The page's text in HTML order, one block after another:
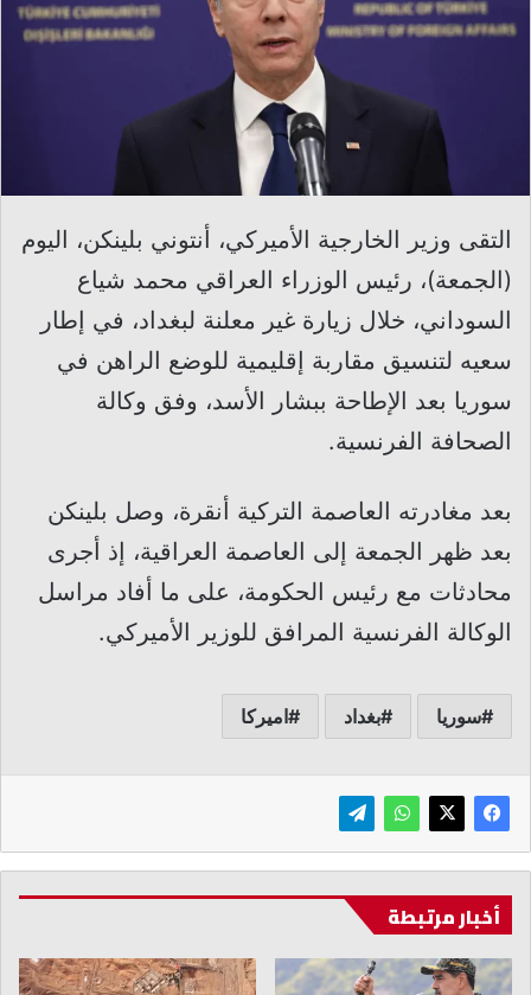
التقى وزير الخارجية الأميركي، أنتوني بلينكن، اليوم
(الجمعة)، رئيس الوزراء العراقي محمد شياع
السوداني، خلال زيارة غير معلنة لبغداد، في إطار
سعيه لتنسيق مقاربة إقليمية للوضع الراهن في
سوريا بعد الإطاحة ببشار الأسد، وفق وكالة
الصحافة الفرنسية.
بعد مغادرته العاصمة التركية أنقرة، وصل بلينكن
بعد ظهر الجمعة إلى العاصمة العراقية، إذ أجرى
محادثات مع رئيس الحكومة، على ما أفاد مراسل
الوكالة الفرنسية المرافق للوزير الأميركي.
سوريا بغداد اميركا
أخبار مرتبطة